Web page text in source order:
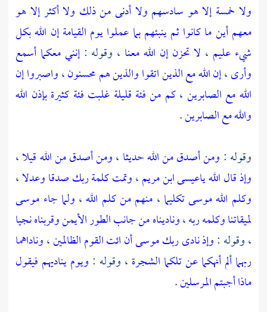
ولا خمسة إلا هو سادسهم ولا أدنى من ذلك ولا أكثر إلا هو
معهم أين ما كانوا ثم ينبئهم بما عملوا يوم القيامة إن الله بكل
شيء عليم ، لا تحزن إن الله معنا ، وقوله :إنني معكما أسمع
وأرى،إن الله مع الذين اتقوا والذين هم محسنون،واصبروا إن
الله مع الصابرين ،كم من فئة قليلة غلبت فئة كثيرة بإذن الله
والله مع الصابرين.
وقوله : ومن أصدق من الله حديثا ،ومن أصدق من الله قيلا،
وإذ قال الله ياعيسى ابن مريم،وتمت كلمة ربك صدقا وعدلا،
وكلم الله موسى تكليما ، منهم من كلم الله، ولما جاء موسى
لميقاتنا وكلمه ربه،وناديناه من جانب الطور الأيمن وقربناه نجيا
، وقوله :وإذ نادى ربك موسى أن ائت القوم الظالمين،وناداهما
ربهما ألم أنهكما عن تلكما الشجرة ، وقوله : ويوم يناديهم فيقول
ماذا أجبتم المرسلين.